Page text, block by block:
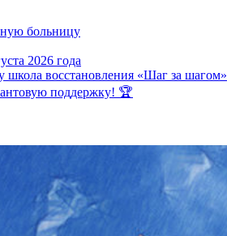
больницу
2026 года
школа восстановления «Шаг за шагом»
поддержку! 🏆